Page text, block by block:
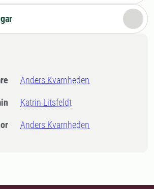
Anders Kvarnheden
Katrin Litsfeldt
Anders Kvarnheden